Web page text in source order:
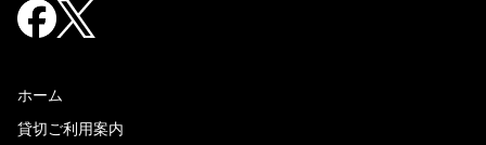
ホーム
貸切ご利用案内